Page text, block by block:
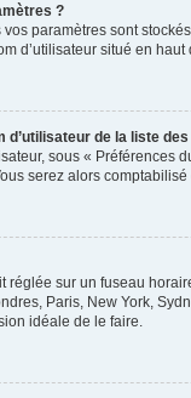
?
paramètres sont
d’utilisateur situé en
d’utilisateur de la liste
sous « Préférences
serez alors
réglée sur un fuseau
Paris, New York,
idéale de le faire.